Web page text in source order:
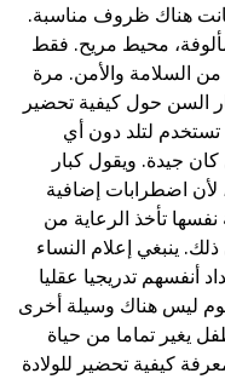
كانت هناك ظروف مناسبة.
محيط مريح. فقط
السلامة والأمن. مرة
السن حول كيفية تحضير
تستخدم لتلد دون أي
جيدة. ويقول كبار
لأن اضطرابات إضافية
تأخذ الرعاية من
ينبغي إعلام النساء
أنفسهم تدريجيا عقليا
ليس هناك وسيلة أخرى
يغير تماما من حياة
كيفية تحضير للولادة